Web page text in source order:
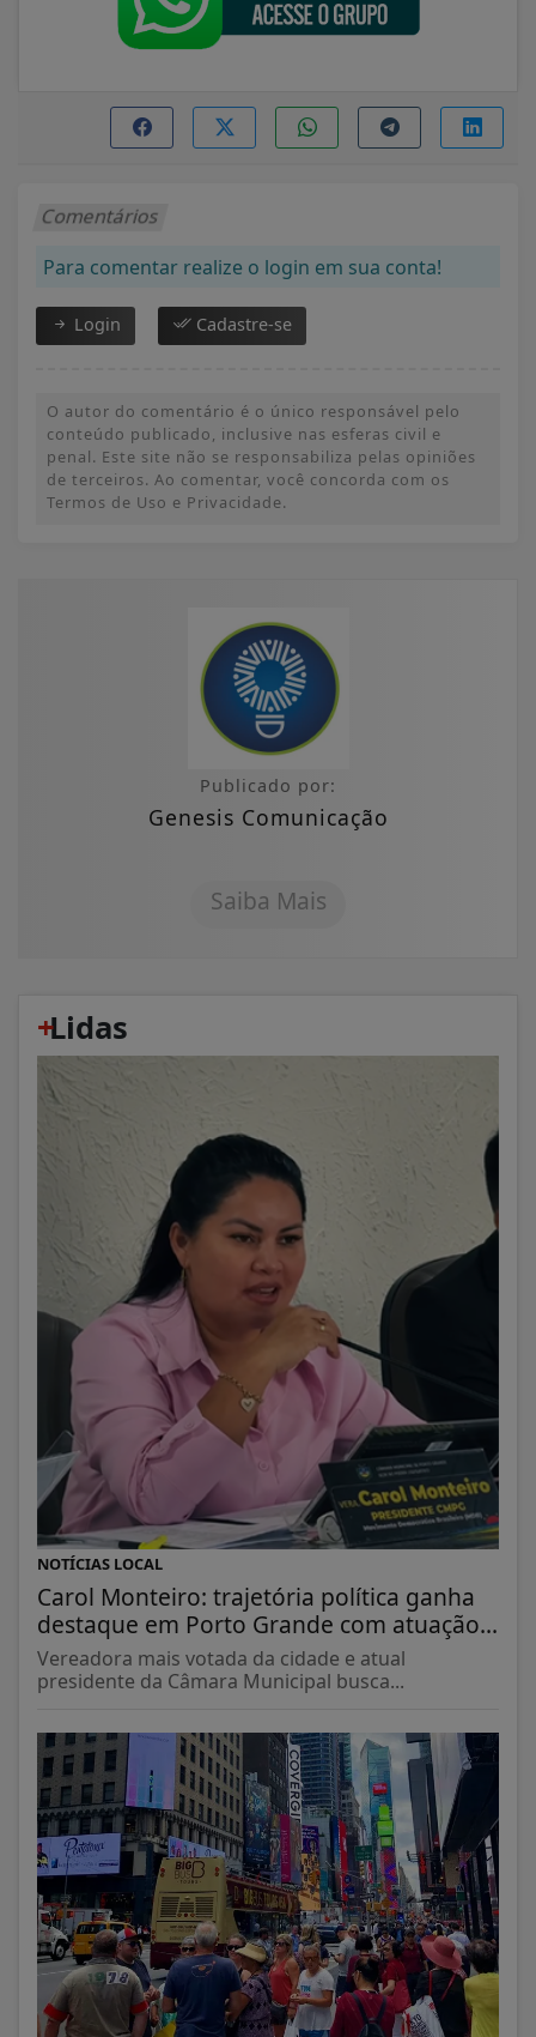
Comentários
Para comentar realize o login em sua conta!
Login Cadastre-se
O autor do comentário é o único responsável pelo
conteúdo publicado, inclusive nas esferas civil e
penal. Este site não se responsabiliza pelas opiniões
de terceiros. Ao comentar, você concorda com os
Termos de Uso e Privacidade.
Publicado por:
Genesis Comunicação
Saiba Mais
+
Lidas
NOTÍCIAS LOCAL
Carol Monteiro: trajetória política ganha
destaque em Porto Grande com atuação...
Vereadora mais votada da cidade e atual
presidente da Câmara Municipal busca...